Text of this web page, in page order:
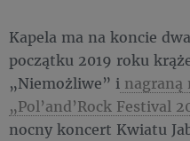
Kapela ma na koncie
początku 2019 roku
„Niemożliwe” i nagraną
„Pol’and’Rock Festival
nocny koncert Kwiatu